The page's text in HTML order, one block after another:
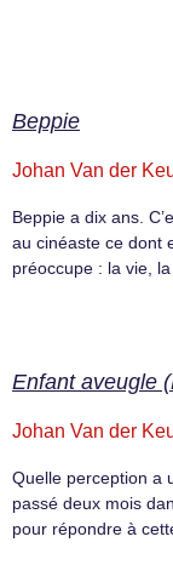
Beppie
Johan Van der
Beppie a dix ans.
au cinéaste ce dont
préoccupe : la vie, la
Enfant aveugle
Johan Van der
Quelle perception a
passé deux mois
pour répondre à